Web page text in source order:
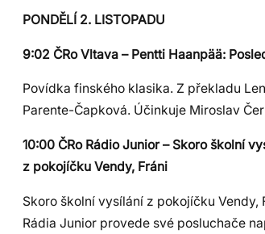
PONDĚLÍ 2. LISTOPADU
9:02 ČRo Vltava – Pentti Haanpää:
Povídka finského klasika. Z překladu
Parente-Čapková. Účinkuje Miroslav
10:00 ČRo Rádio Junior – Skoro školní
z pokojíčku Vendy, Fráni
Skoro školní vysílání z pokojíčku Vendy,
Rádia Junior provede své posluchače